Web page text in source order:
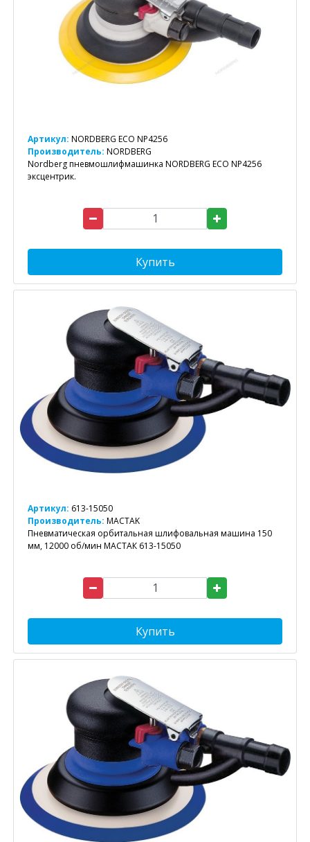
Артикул: NORDBERG ECO NP4256
Производитель: NORDBERG
Nordberg пневмошлифмашинка NORDBERG ECO NP4256
эксцентрик.
Купить
Артикул: 613-15050
Производитель: MACTAK
Пневматическая орбитальная шлифовальная машина 150
мм, 12000 об/мин МАСТАК 613-15050
Купить